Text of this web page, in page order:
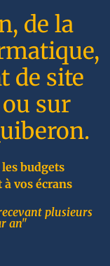
de la
de site
sur
budgets
à vos écrans
plusieurs
an"